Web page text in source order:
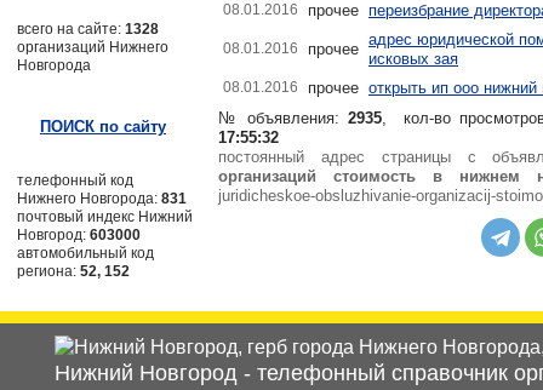
08.01.2016 прочее переизбрание
08.01.2016 прочее
адрес юридической
исковых зая
08.01.2016 прочее открыть ип ооо нижний
№ объявления: 2935, кол-во
17:55:32
постоянный адрес страницы с
организаций стоимость в нижнем
juridicheskoe-obsluzhivanie-organizacij-
всего на сайте: 1328
организаций Нижнего
Новгорода
ПОИСК по сайту
телефонный код
Нижнего Новгорода: 831
почтовый индекс Нижний
Новгород: 603000
автомобильный код
региона: 52, 152
Нижний Новгород - телефонный справочник